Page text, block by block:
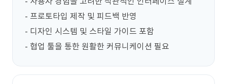
- 프로토타입 제작 및 피드백 반영
- 디자인 시스템 및 스타일 가이드 포함
- 협업 툴을 통한 원활한 커뮤니케이션 필요